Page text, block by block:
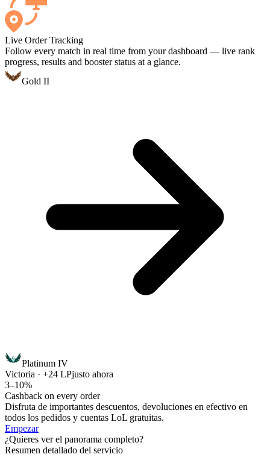
Live Order Tracking
Follow every match in real time from your dashboard — live rank
progress, results and booster status at a glance.
Gold II
Platinum IV
Victoria · +24 LPjusto ahora
3–10%
Cashback on every order
Disfruta de importantes descuentos, devoluciones en efectivo en
todos los pedidos y cuentas LoL gratuitas.
Empezar
¿Quieres ver el panorama completo?
Resumen detallado del servicio